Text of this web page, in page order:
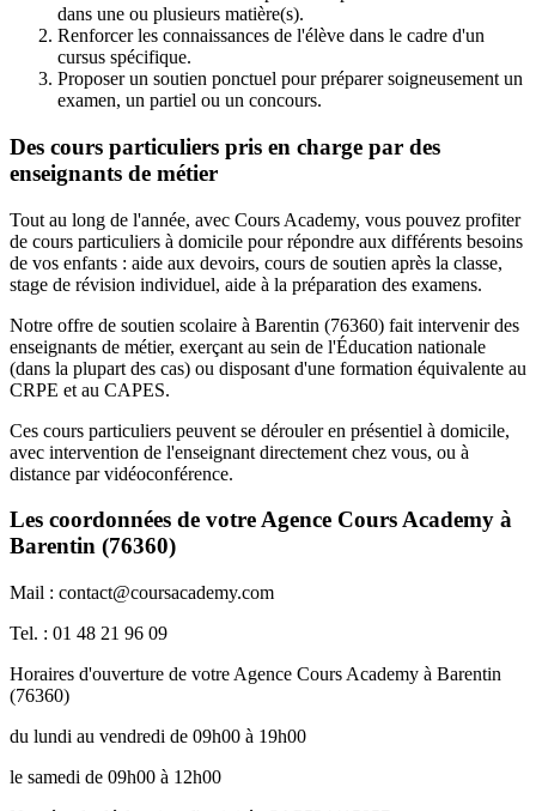
dans une ou plusieurs matière(s).
Renforcer les connaissances de l'élève dans le cadre d'un
cursus spécifique.
Proposer un soutien ponctuel pour préparer soigneusement un
examen, un partiel ou un concours.
Des cours particuliers pris en charge par des
enseignants de métier
Tout au long de l'année, avec Cours Academy, vous pouvez profiter
de cours particuliers à domicile pour répondre aux différents besoins
de vos enfants : aide aux devoirs, cours de soutien après la classe,
stage de révision individuel, aide à la préparation des examens.
Notre offre de soutien scolaire à Barentin (76360) fait intervenir des
enseignants de métier, exerçant au sein de l'Éducation nationale
(dans la plupart des cas) ou disposant d'une formation équivalente au
CRPE et au CAPES.
Ces cours particuliers peuvent se dérouler en présentiel à domicile,
avec intervention de l'enseignant directement chez vous, ou à
distance par vidéoconférence.
Les coordonnées de votre Agence Cours Academy à
Barentin (76360)
Mail : contact@coursacademy.com
Tel. : 01 48 21 96 09
Horaires d'ouverture de votre Agence Cours Academy à Barentin
(76360)
du lundi au vendredi de 09h00 à 19h00
le samedi de 09h00 à 12h00